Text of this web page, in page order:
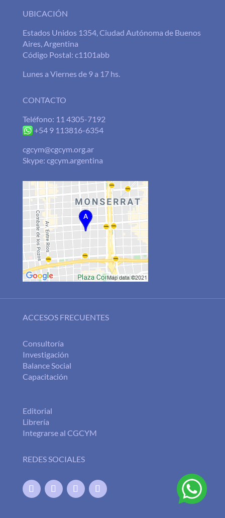
UBICACIÓN
Estados Unidos 1354, Ciudad Autónoma de Buenos
Aires, Argentina
Código Postal: c1101abb
Lunes a Viernes de 9 a 17 hs.
CONTACTO
Teléfono: 11 4305-7192
+54 9 113816-6354
cgcym@cgcym.org.ar
Skype: cgcym.argentina
ACCESOS FRECUENTES
Consultoría
Investigación
Balance Social
Capacitación
Editorial
Librería
Integrarse al CGCYM
REDES SOCIALES